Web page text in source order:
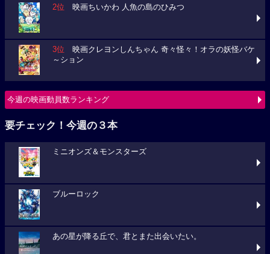
2位 映画ちいかわ 人魚の島のひみつ
3位 映画クレヨンしんちゃん 奇々怪々！オラの妖怪バケ
～ション
今週の映画動員数ランキング
要チェック！今週の３本
ミニオンズ＆モンスターズ
ブルーロック
あの星が降る丘で、君とまた出会いたい。